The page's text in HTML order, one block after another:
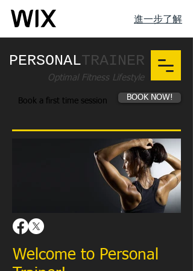
進一步了解